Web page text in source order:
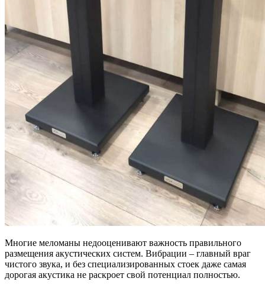
Многие меломаны недооценивают важность правильного
размещения акустических систем. Вибрации – главный враг
чистого звука, и без специализированных стоек даже самая
дорогая акустика не раскроет свой потенциал полностью.